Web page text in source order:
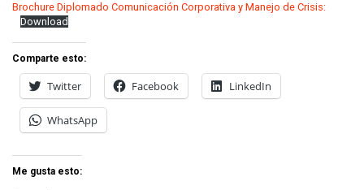
Brochure Diplomado Comunicación Corporativa y Manejo de Crisis:
Download
Comparte esto:
Twitter Facebook LinkedIn
WhatsApp
Me gusta esto: